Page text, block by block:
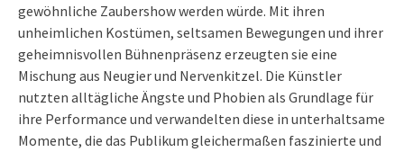
gewöhnliche Zaubershow werden würde. Mit ihren
unheimlichen Kostümen, seltsamen Bewegungen und ihrer
geheimnisvollen Bühnenpräsenz erzeugten sie eine
Mischung aus Neugier und Nervenkitzel. Die Künstler
nutzten alltägliche Ängste und Phobien als Grundlage für
ihre Performance und verwandelten diese in unterhaltsame
Momente, die das Publikum gleichermaßen faszinierte und